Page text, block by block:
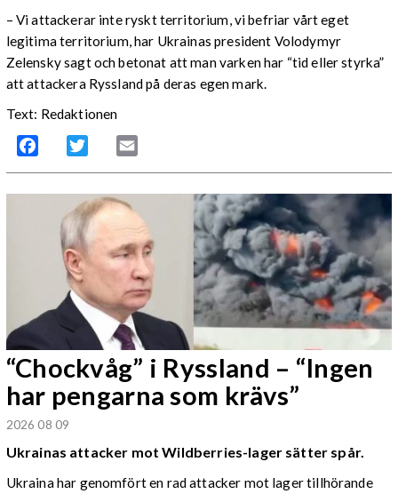
– Vi attackerar inte ryskt territorium, vi befriar vårt eget
legitima territorium, har Ukrainas president Volodymyr
Zelensky sagt och betonat att man varken har “tid eller styrka”
att attackera Ryssland på deras egen mark.
Text: Redaktionen
Facebook Twitter
“Chockvåg” i Ryssland – “Ingen
har pengarna som krävs”
2026 08 09
Ukrainas attacker mot Wildberries-lager sätter spår.
Ukraina har genomfört en rad attacker mot lager tillhörande